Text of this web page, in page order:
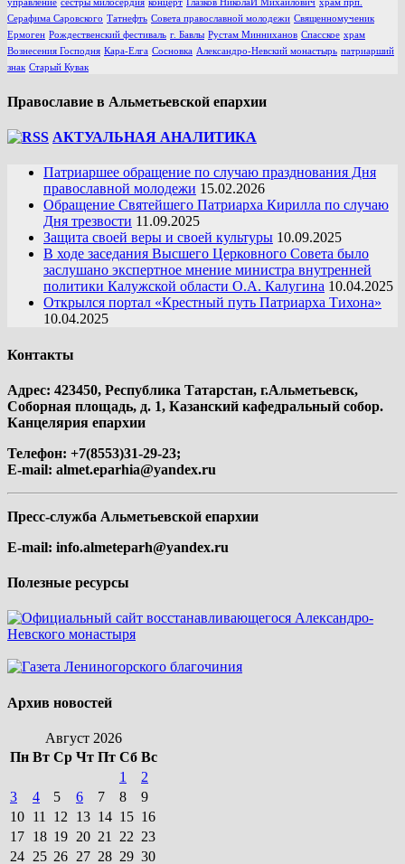
управление сестры милосердия концерт Глазков НиколаЙ Михайлович храм прп.
Серафима Саровского Татнефть Совета православной молодежи Священномученик
Ермоген Рождественский фестиваль г. Бавлы Рустам Минниханов Спасское храм
Вознесения Господня Кара-Елга Сосновка Александро-Невский монастырь патриарший
знак Старый Кувак
Православие в Альметьевской епархии
АКТУАЛЬНАЯ АНАЛИТИКА
Патриаршее обращение по случаю празднования Дня
православной молодежи 15.02.2026
Обращение Святейшего Патриарха Кирилла по случаю
Дня трезвости 11.09.2025
Защита своей веры и своей культуры 10.09.2025
В ходе заседания Высшего Церковного Совета было
заслушано экспертное мнение министра внутренней
политики Калужской области О.А. Калугина 10.04.2025
Открылся портал «Крестный путь Патриарха Тихона»
10.04.2025
Контакты
Адрес: 423450, Республика Татарстан, г.Альметьевск,
Соборная площадь, д. 1, Казанский кафедральный собор.
Канцелярия епархии
Телефон: +7(8553)31-29-23;
E-mail: almet.eparhia@yandex.ru
Пресс-служба Альметьевской епархии
E-mail: info.almeteparh@yandex.ru
Полезные ресурсы
Архив новостей
Август 2026
Пн Вт Ср Чт Пт Сб Вс
1
2
3
4 5 6 7 8
9
10 11 12 13 14 15 16
17 18 19 20 21 22 23
24 25 26 27 28 29 30